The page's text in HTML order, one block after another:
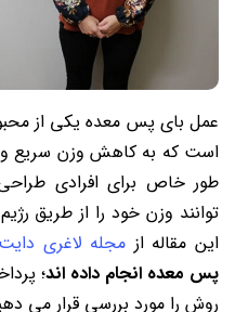
عمل بای پس معده یکی از
است که به کاهش وزن سریع و
طور خاص برای افرادی
توانند وزن خود را از طریق
این مقاله از مجله لاغری
پس معده انجام داده اند؛
روش را مورد بررسی قرار می